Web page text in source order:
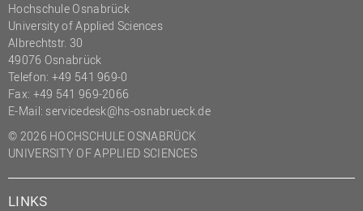
Hochschule Osnabrück
University of Applied Sciences
Albrechtstr. 30
49076 Osnabrück
Telefon: +49 541 969-0
Fax: +49 541 969-2066
E-Mail: servicedesk@hs-osnabrueck.de
© 2026 HOCHSCHULE OSNABRÜCK
UNIVERSITY OF APPLIED SCIENCES
LINKS